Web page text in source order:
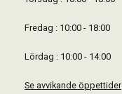
Fredag : 10:00 - 18:00
Lördag : 10:00 - 14:00
Se avvikande öppettider